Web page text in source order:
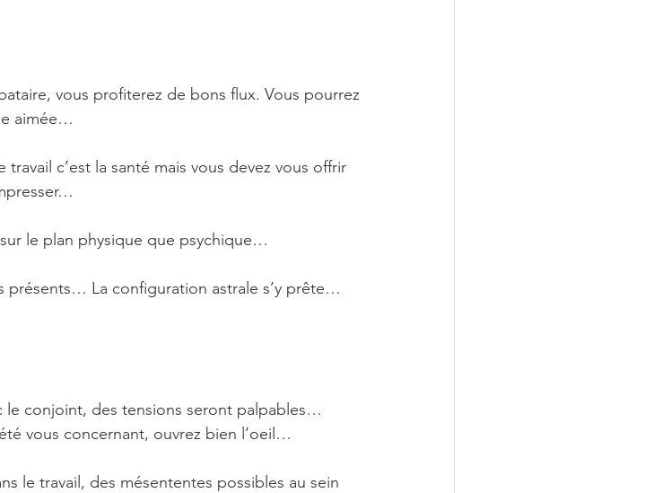
vous profiterez de bons flux. Vous pourrez
aimée…
c’est la santé mais vous devez vous offrir
le plan physique que psychique…
présents… La configuration astrale s’y prête…
conjoint, des tensions seront palpables…
vous concernant, ouvrez bien l’oeil…
le travail, des mésententes possibles au sein